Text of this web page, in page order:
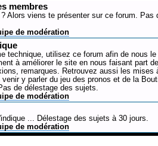
membres
Alors viens te présenter sur ce forum. Pas
de modération
technique, utilisez ce forum afin de nous le
à améliorer le site en nous faisant part
remarques. Retrouvez aussi les mises
y parler du jeu des pronos et de la
de délestage des sujets.
de modération
... Délestage des sujets à 30 jours.
de modération